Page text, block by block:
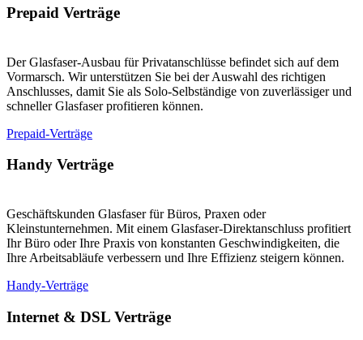
Prepaid Verträge
Der Glasfaser-Ausbau für Privatanschlüsse befindet sich auf dem
Vormarsch. Wir unterstützen Sie bei der Auswahl des richtigen
Anschlusses, damit Sie als Solo-Selbständige von zuverlässiger und
schneller Glasfaser profitieren können.
Prepaid-Verträge
Handy Verträge
Geschäftskunden Glasfaser für Büros, Praxen oder
Kleinstunternehmen. Mit einem Glasfaser-Direktanschluss profitiert
Ihr Büro oder Ihre Praxis von konstanten Geschwindigkeiten, die
Ihre Arbeitsabläufe verbessern und Ihre Effizienz steigern können.
Handy-Verträge
Internet & DSL Verträge